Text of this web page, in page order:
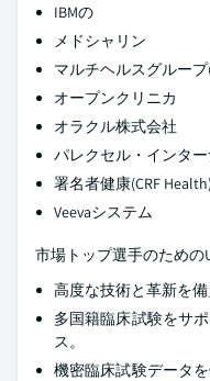
IBMの
メドシャリン
マルチヘルスグループ
オープンクリニカ
オラクル株式会社
パレクセル・インタ
署名者健康(CRF Health)
Veevaシステム
市場トップ選手のための
高度な技術と革新を
多国籍臨床試験をサ
ス。
機密臨床試験データ